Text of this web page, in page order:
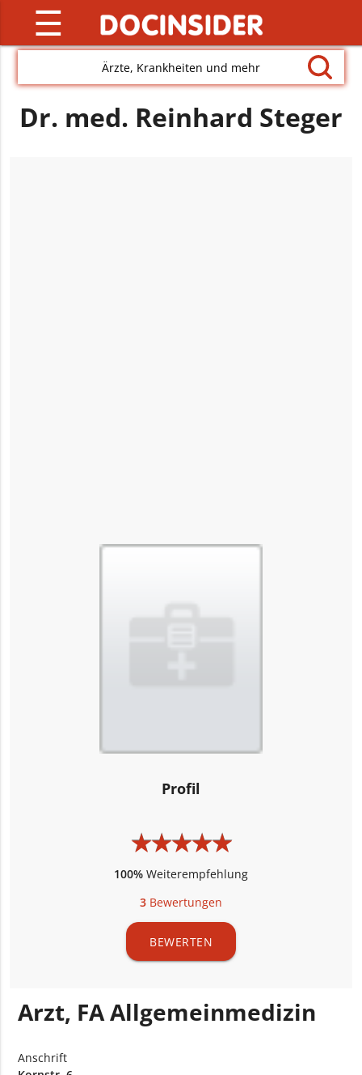
☰
Ärzte, Krankheiten und mehr
Dr. med. Reinhard Steger
Profil
★★★★★
★★★★★
100% Weiterempfehlung
3 Bewertungen
BEWERTEN
Arzt, FA Allgemeinmedizin
Anschrift